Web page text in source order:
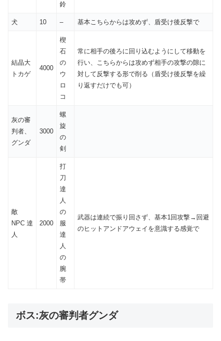
鈴
犬 10 – 基本こちらからは攻めず、盾受け後反撃で
結晶大
トカゲ
4000
楔
石
の
ウ
ロ
コ
常に相手の後ろに回り込むようにして移動を
行い、こちらからは攻めず相手の攻撃の隙に
対して反撃する形で削る（盾受け後反撃を繰
り返すだけでも可）
灰の審
判者、
グンダ
3000
螺
旋
の
剣
敵
NPC 達
人
2000
打
刀
達
人
の
服
達
人
の
腕
帯
武器は連続で振り回さず、基本1回攻撃→回避
のヒットアンドアウェイを意識する感覚で
ボス:灰の審判者グンダ